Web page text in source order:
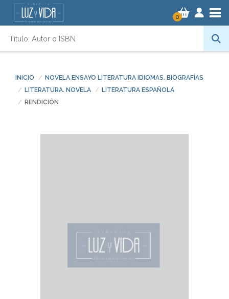
0
INICIO
NOVELA ENSAYO LITERATURA IDIOMAS. BIOGRAFÍAS
LITERATURA. NOVELA
LITERATURA ESPAÑOLA
RENDICIÓN